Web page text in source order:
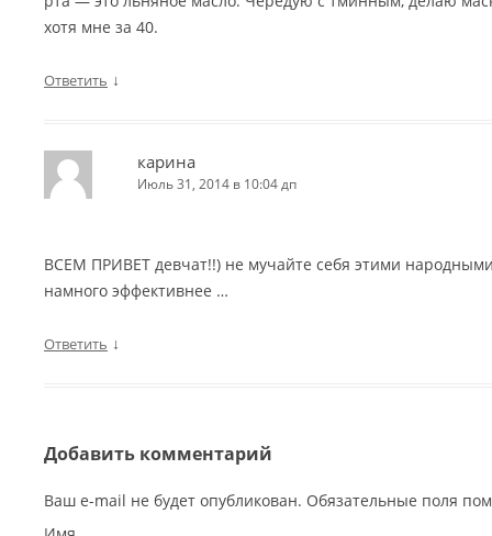
хотя мне за 40.
Ответить ↓
карина
Июль 31, 2014 в 10:04 дп
ВСЕМ ПРИВЕТ девчат!!) не мучайте себя этими
намного эффективнее …
Ответить ↓
Добавить комментарий
Ваш e-mail не будет опубликован. Обязательные поля